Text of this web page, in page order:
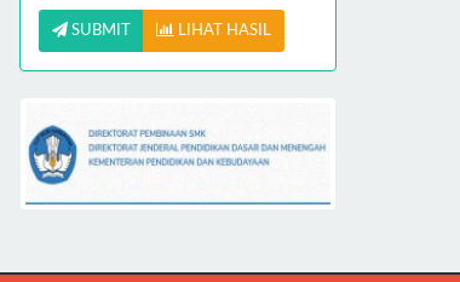
SUBMIT LIHAT HASIL